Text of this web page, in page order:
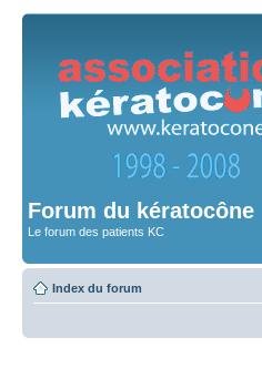
Forum du kératocône
Le forum des patients KC
Index du forum